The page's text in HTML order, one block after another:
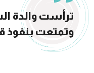
ترأست والدة
وتمتعت بنفوذ